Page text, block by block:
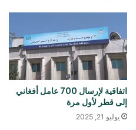
اتفاقية لإرسال 700 عامل أفغاني
إلى قطر لأول مرة
يوليو 21, 2025